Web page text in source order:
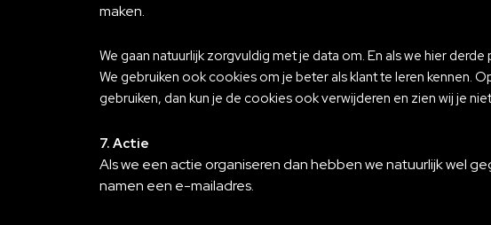
maken.
We gaan natuurlijk zorgvuldig met je data om. En als we hier
We gebruiken ook cookies om je beter als klant te leren kennen.
gebruiken, dan kun je de cookies ook verwijderen en zien wij je
7. Actie
Als we een actie organiseren dan hebben we natuurlijk wel
namen een e-mailadres.